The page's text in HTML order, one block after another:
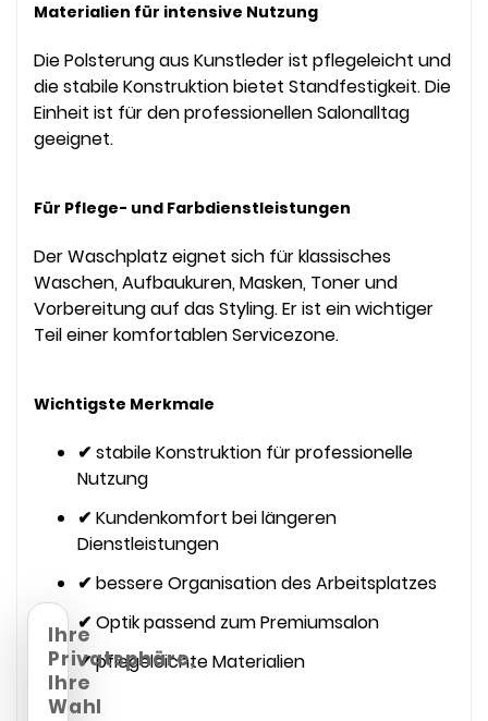
Materialien für intensive Nutzung
Die Polsterung aus Kunstleder ist pflegeleicht und
die stabile Konstruktion bietet Standfestigkeit. Die
Einheit ist für den professionellen Salonalltag
geeignet.
Für Pflege- und Farbdienstleistungen
Der Waschplatz eignet sich für klassisches
Waschen, Aufbaukuren, Masken, Toner und
Vorbereitung auf das Styling. Er ist ein wichtiger
Teil einer komfortablen Servicezone.
Wichtigste Merkmale
✔ stabile Konstruktion für professionelle
Nutzung
✔ Kundenkomfort bei längeren
Dienstleistungen
✔ bessere Organisation des Arbeitsplatzes
✔ Optik passend zum Premiumsalon
✔pflegeleichte Materialien
Ihre
Privatsphäre,
Ihre
Wahl